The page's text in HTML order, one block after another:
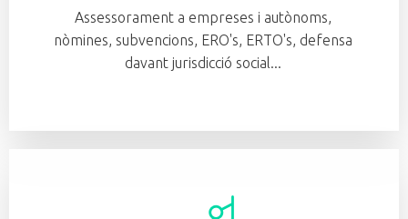
Assessorament a empreses i autònoms,
nòmines, subvencions, ERO's, ERTO's, defensa
davant jurisdicció social...